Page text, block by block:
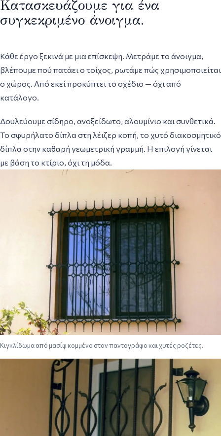
Κατασκευάζουμε για ένα
συγκεκριμένο άνοιγμα.
Κάθε έργο ξεκινά με μια επίσκεψη. Μετράμε το άνοιγμα,
βλέπουμε πού πατάει ο τοίχος, ρωτάμε πώς χρησιμοποιείται
ο χώρος. Από εκεί προκύπτει το σχέδιο — όχι από
κατάλογο.
Δουλεύουμε σίδηρο, ανοξείδωτο, αλουμίνιο και συνθετικά.
Το σφυρήλατο δίπλα στη λέιζερ κοπή, το χυτό διακοσμητικό
δίπλα στην καθαρή γεωμετρική γραμμή. Η επιλογή γίνεται
με βάση το κτίριο, όχι τη μόδα.
Κιγκλίδωμα από μασίφ κομμένο στον παντογράφο και χυτές ροζέτες.